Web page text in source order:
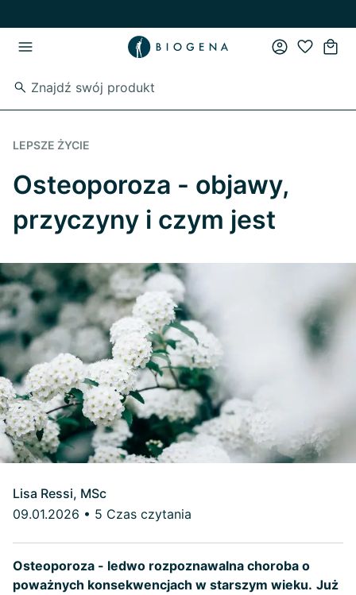
LEPSZE ŻYCIE
Osteoporoza - objawy,
przyczyny i czym jest
Lisa Ressi, MSc
09.01.2026 • 5 Czas czytania
Osteoporoza - ledwo rozpoznawalna choroba o
poważnych konsekwencjach w starszym wieku. Już